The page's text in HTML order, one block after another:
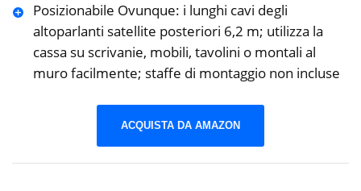
Posizionabile Ovunque: i lunghi cavi degli
altoparlanti satellite ‎posteriori 6,2 m; utilizza la
cassa su scrivanie, mobili, tavolini o montali al
muro facilmente; staffe di montaggio non incluse
ACQUISTA DA AMAZON